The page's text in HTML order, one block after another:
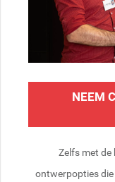
NEEM
Zelfs met
ontwerpopties